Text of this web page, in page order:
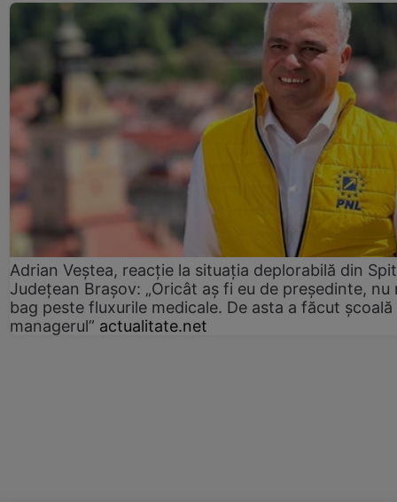
Adrian Veștea, reacție la situația deplorabilă din
Județean Brașov: „Oricât aș fi eu de președinte, nu
bag peste fluxurile medicale. De asta a făcut școală
managerul” actualitate.net